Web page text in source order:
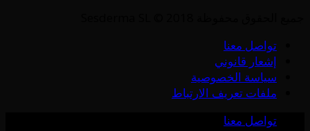
تواصل معنا
إشعار قانوني
سياسة الخصوصية
ملفات تعريف الارتباط
تواصل معنا